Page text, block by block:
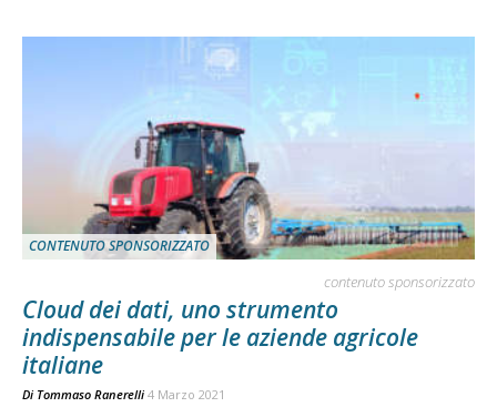
CONTENUTO SPONSORIZZATO
contenuto sponsorizzato
Cloud dei dati, uno strumento
indispensabile per le aziende agricole
italiane
Di Tommaso Ranerelli 4 Marzo 2021